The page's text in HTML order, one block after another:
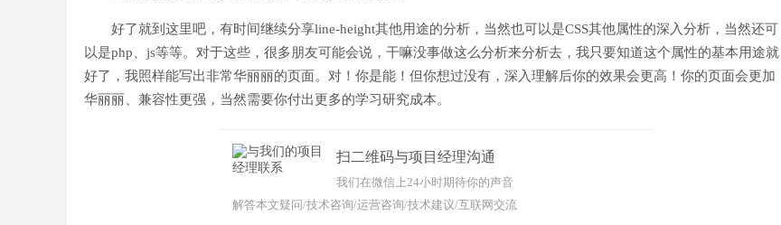
好了就到这里吧，有时间继续分享line-height其他用途的分析，当然也可以是CSS其他属性的深入分析，当然还可
以是php、js等等。对于这些，很多朋友可能会说，干嘛没事做这么分析来分析去，我只要知道这个属性的基本用途就
好了，我照样能写出非常华丽丽的页面。对！你是能！但你想过没有，深入理解后你的效果会更高！你的页面会更加
华丽丽、兼容性更强，当然需要你付出更多的学习研究成本。
扫二维码与项目经理沟通
我们在微信上24小时期待你的声音
解答本文疑问/技术咨询/运营咨询/技术建议/互联网交流